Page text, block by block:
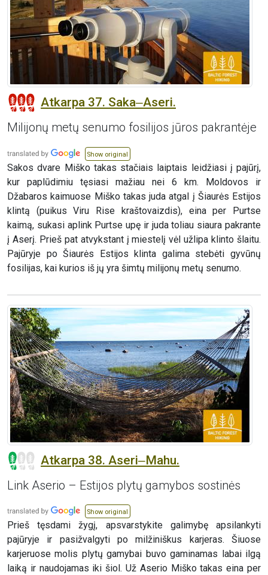
Atkarpa 37. Saka‒Aseri.
Milijonų metų senumo fosilijos jūros pakrantėje
Show original
Sakos dvare Miško takas stačiais laiptais leidžiasi į pajūrį,
kur paplūdimiu tęsiasi mažiau nei 6 km. Moldovos ir
Džabaros kaimuose Miško takas juda atgal į Šiaurės Estijos
klintą (puikus Viru Rise kraštovaizdis), eina per Purtse
kaimą, sukasi aplink Purtse upę ir juda toliau siaura pakrante
į Aserį. Prieš pat atvykstant į miestelį vėl užlipa klinto šlaitu.
Pajūryje po Šiaurės Estijos klinta galima stebėti gyvūnų
fosilijas, kai kurios iš jų yra šimtų milijonų metų senumo.
Atkarpa 38. Aseri‒Mahu.
Link Aserio – Estijos plytų gamybos sostinės
Show original
Prieš tęsdami žygį, apsvarstykite galimybę apsilankyti
pajūryje ir pasižvalgyti po milžiniškus karjeras. Šiuose
karjeruose molis plytų gamybai buvo gaminamas labai ilgą
laiką ir naudojamas iki šiol. Už Aserio Miško takas eina per